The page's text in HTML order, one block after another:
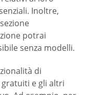
Inoltre,
potrai
senza modelli.
di
gratuiti e gli altri